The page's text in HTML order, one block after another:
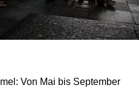
Von Mai bis September